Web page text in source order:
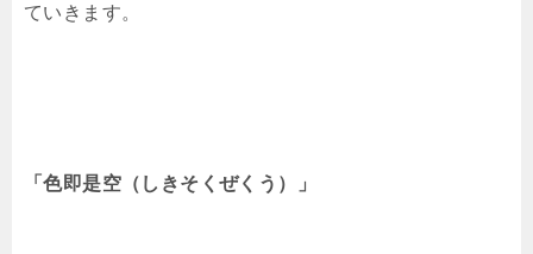
ていきます。
「色即是空（しきそくぜくう）」